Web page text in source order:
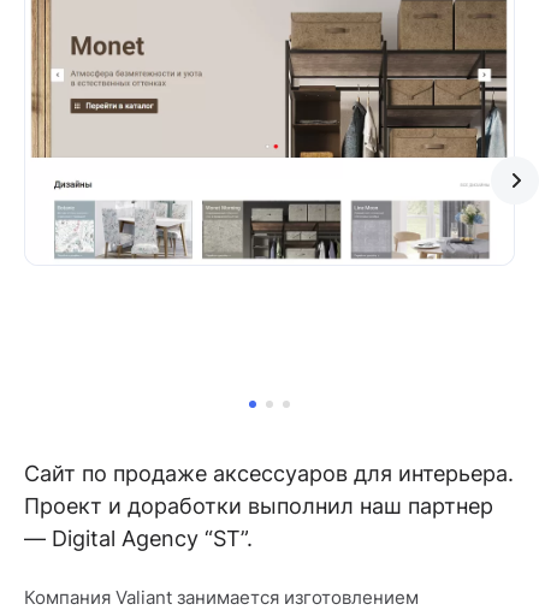
Сайт по продаже аксессуаров для интерьера.
Проект и доработки выполнил наш партнер
— Digital Agency “ST”.
Компания Valiant занимается изготовлением